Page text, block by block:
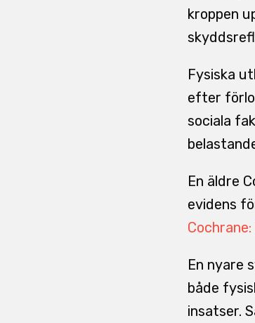
kroppen
Fysiska
efter
sociala
En äldre
evidens
En nyare
både
insatser.